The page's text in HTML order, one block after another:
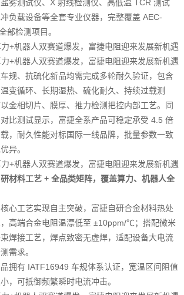
雾测试仪、X 射线检测仪、高低温 TCR 测试
负载设备等全套专业仪器，完整覆盖 AEC-
部检测项目。
规、抗硫化新品均需完成多轮耐久验证，包含
温变循环、长期湿热、硫化耐久、持续过载测
金相切片、膜厚、推力检测把控内部工艺。同
比测试显示，富捷全系产品可稳定承受 4.5 倍
，耐久性能对标国际一线品牌，批量参数一致
异。
研材料工艺 + 全品类矩阵，覆盖算力、机器人全
心工艺实现自主突破，富捷自研合金材料热处
高端合金电阻温漂低至 ±10ppm/℃；搭配微米
焊接工艺，焊点致密无虚焊，适配设备大电流
需求。
拥有 IATF16949 车规体系认证，宽温区间阻值
，可抵御频繁瞬时电流冲击。